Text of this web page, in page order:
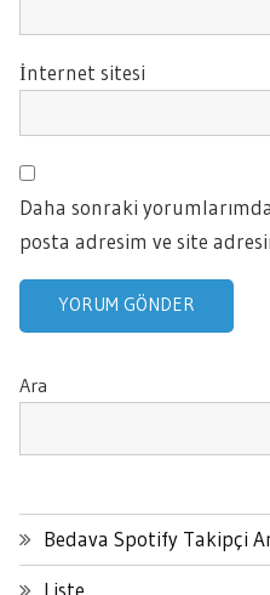
İnternet sitesi
Daha sonraki
posta adresim ve site
Ara
Bedava Spotify Takipçi
Liste